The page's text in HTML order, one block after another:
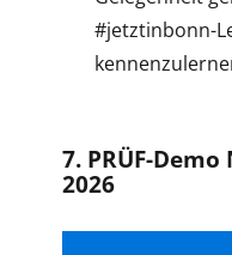
#jetztinbonn-
7. PRÜF-
2026